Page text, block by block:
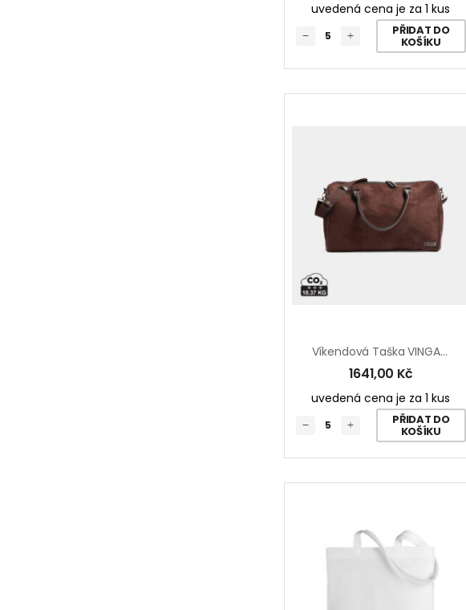
uvedená cena je za 1 kus
PŘIDAT DO
KOŠÍKU
Víkendová Taška VINGA Hunton
1641,00 Kč
uvedená cena je za 1 kus
PŘIDAT DO
KOŠÍKU